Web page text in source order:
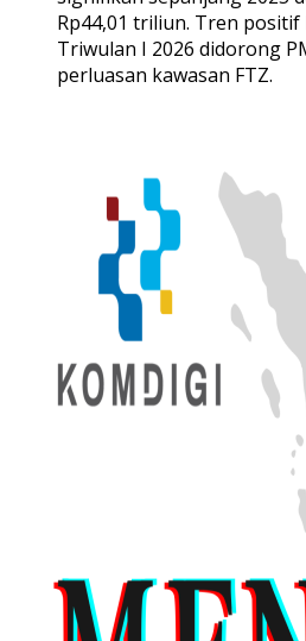
Rp44,01 triliun. Tren
Triwulan I 2026 didorong
perluasan kawasan FTZ.